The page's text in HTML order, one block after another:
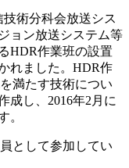
術分科会放送シス
ョン放送システム等
HDR作業班の設置
れました。HDR作
満たす技術につい
成し、2016年2月に
。
として参加してい